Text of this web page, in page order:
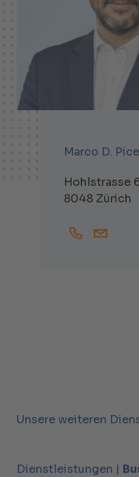
Marco D.
Hohlstrasse
8048 Zürich
+41447438320
Unsere weiteren
Dienstleistungen |